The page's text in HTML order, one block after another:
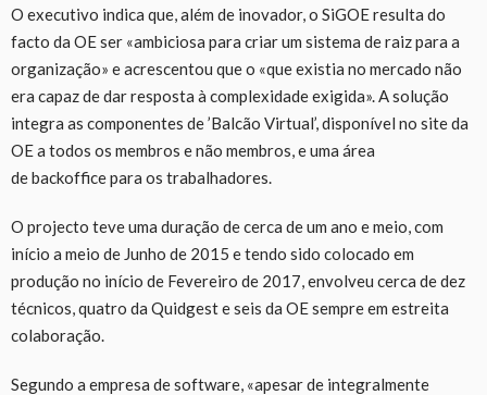
O executivo indica que, além de inovador, o SiGOE resulta do
facto da OE ser «ambiciosa para criar um sistema de raiz para a
organização» e acrescentou que o «que existia no mercado não
era capaz de dar resposta à complexidade exigida». A solução
integra as componentes de ’Balcão Virtual’, disponível no site da
OE a todos os membros e não membros, e uma área
de backoffice para os trabalhadores.
O projecto teve uma duração de cerca de um ano e meio, com
início a meio de Junho de 2015 e tendo sido colocado em
produção no início de Fevereiro de 2017, envolveu cerca de dez
técnicos, quatro da Quidgest e seis da OE sempre em estreita
colaboração.
Segundo a empresa de software, «apesar de integralmente